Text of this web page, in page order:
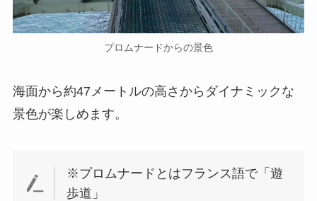
プロムナードからの景色
海面から約47メートルの高さからダイナミックな
景色が楽しめます。
※プロムナードとはフランス語で「遊
歩道」